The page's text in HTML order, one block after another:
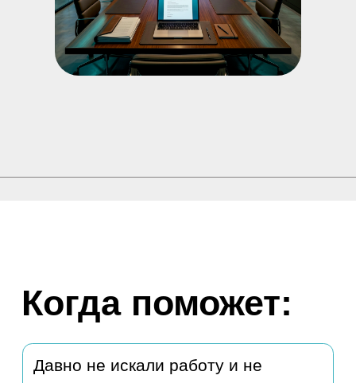
Когда поможет:
востребован ваш опыт
работы, не можете сдвинуться с
места